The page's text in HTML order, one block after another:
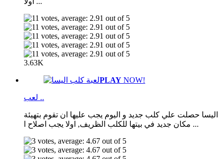
3.63K
PLAY NOW!
لعب ..
اليسا حصلت علي كلب جديد و اليوم يجب عليها ان تقوم بتهيئة
مكان جديد في بيتها للكلب الظريف, اولا يجب اصلاح ا ...